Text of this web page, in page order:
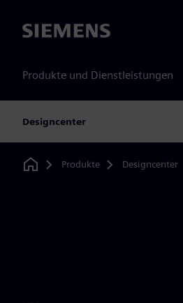
Siemens
Produkte und Dienstleistungen
Designcenter
Home
Produkte Designcenter